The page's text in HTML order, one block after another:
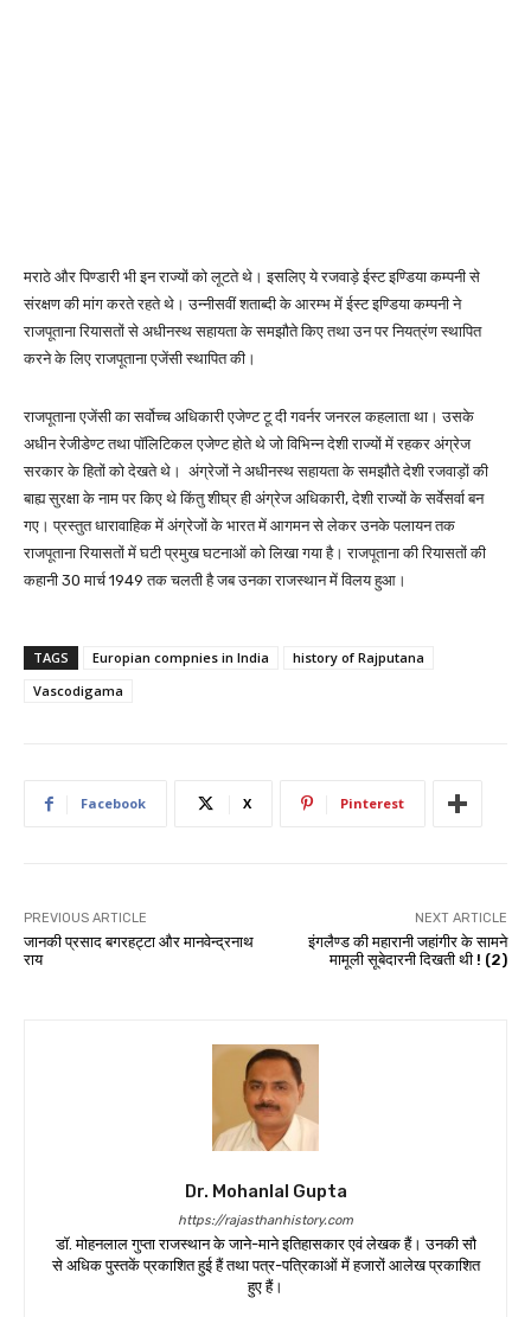
मराठे और पिण्डारी भी इन राज्यों को लूटते थे। इसलिए ये रजवाड़े ईस्ट इण्डिया कम्पनी से
संरक्षण की मांग करते रहते थे। उन्नीसवीं शताब्दी के आरम्भ में ईस्ट इण्डिया कम्पनी ने
राजपूताना रियासतों से अधीनस्थ सहायता के समझौते किए तथा उन पर नियत्रंण स्थापित
करने के लिए राजपूताना एजेंसी स्थापित की।
राजपूताना एजेंसी का सर्वोच्च अधिकारी एजेण्ट टू दी गवर्नर जनरल कहलाता था। उसके
अधीन रेजीडेण्ट तथा पॉलिटिकल एजेण्ट होते थे जो विभिन्न देशी राज्यों में रहकर अंग्रेज
सरकार के हितों को देखते थे। अंग्रेजों ने अधीनस्थ सहायता के समझौते देशी रजवाड़ों की
बाह्य सुरक्षा के नाम पर किए थे किंतु शीघ्र ही अंग्रेज अधिकारी, देशी राज्यों के सर्वेसर्वा बन
गए। प्रस्तुत धारावाहिक में अंग्रेजों के भारत में आगमन से लेकर उनके पलायन तक
राजपूताना रियासतों में घटी प्रमुख घटनाओं को लिखा गया है। राजपूताना की रियासतों की
कहानी 30 मार्च 1949 तक चलती है जब उनका राजस्थान में विलय हुआ।
TAGS Europian compnies in India
history of Rajputana
Vascodigama
Facebook X Pinterest
PREVIOUS ARTICLE
जानकी प्रसाद बगरहट्टा और मानवेन्द्रनाथ
राय
NEXT ARTICLE
इंगलैण्ड की महारानी जहांगीर के सामने
मामूली सूबेदारनी दिखती थी ! (2)
Dr. Mohanlal Gupta
https://rajasthanhistory.com
डॉ. मोहनलाल गुप्ता राजस्थान के जाने-माने इतिहासकार एवं लेखक हैं। उनकी सौ
से अधिक पुस्तकें प्रकाशित हुई हैं तथा पत्र-पत्रिकाओं में हजारों आलेख प्रकाशित
हुए हैं।